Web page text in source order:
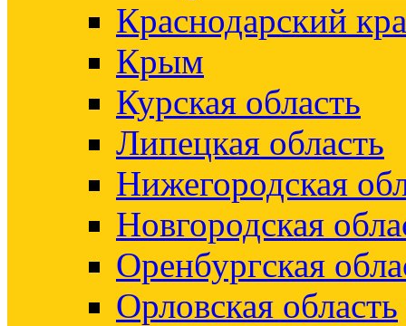
Краснодарский
Крым
Курская область
Липецкая область
Нижегородская
Новгородская
Оренбургская
Орловская область